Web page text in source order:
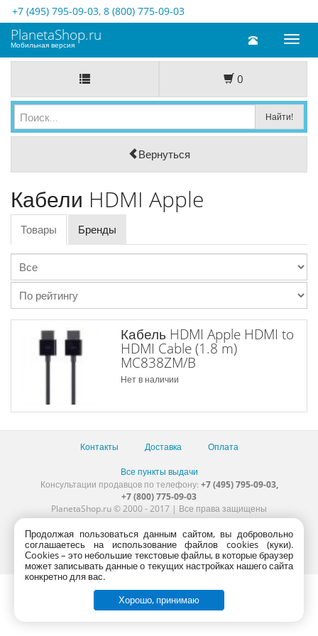
+7 (495) 795-09-03, 8 (800) 775-09-03
Toggle
PlanetaShop.ru
Мобильная версия
0
Вернуться
Кабели HDMI Apple
Товары Бренды
Кабель HDMI Apple HDMI to
HDMI Cable (1.8 m)
MC838ZM/B
Нет в наличии
Контакты Доставка Оплата
Все пункты выдачи
Консультации продавцов по телефону: +7 (495) 795-09-03,
+7 (800) 775-09-03
PlanetaShop.ru © 2000 - 2017 | Все права защищены
Продолжая пользоваться данным сайтом, вы добровольно
соглашаетесь на использование файлов cookies (куки).
Сookies – это небольшие текстовые файлы, в которые браузер
может записывать данные о текущих настройках нашего сайта
конкретно для вас.
Хорошо, принимаю